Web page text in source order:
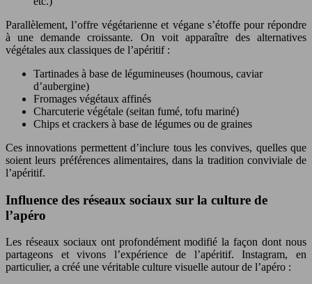
Parallèlement, l’offre végétarienne et végane s’étoffe pour répondre
à une demande croissante. On voit apparaître des alternatives
végétales aux classiques de l’apéritif :
Tartinades à base de légumineuses (houmous, caviar
d’aubergine)
Fromages végétaux affinés
Charcuterie végétale (seitan fumé, tofu mariné)
Chips et crackers à base de légumes ou de graines
Ces innovations permettent d’inclure tous les convives, quelles que
soient leurs préférences alimentaires, dans la tradition conviviale de
l’apéritif.
Influence des réseaux sociaux sur la culture de
l’apéro
Les réseaux sociaux ont profondément modifié la façon dont nous
partageons et vivons l’expérience de l’apéritif. Instagram, en
particulier, a créé une véritable culture visuelle autour de l’apéro :